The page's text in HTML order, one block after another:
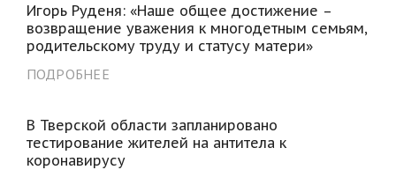
Игорь Руденя: «Наше общее достижение –
возвращение уважения к многодетным семьям,
родительскому труду и статусу матери»
ПОДРОБНЕЕ
В Тверской области запланировано
тестирование жителей на антитела к
коронавирусу